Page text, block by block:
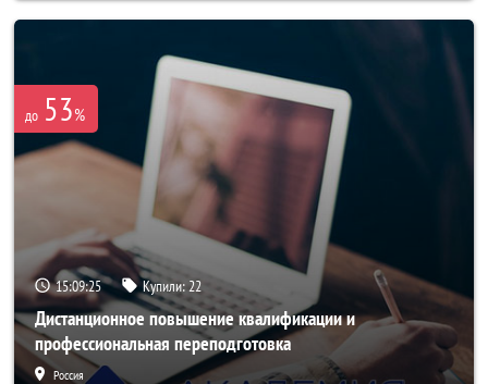
до 53%
15:09:22 Купили:22
Дистанционное повышение квалификации и
профессиональная переподготовка
Россия